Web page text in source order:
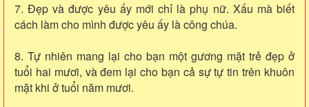
7. Ðẹp và được yêu ấy mới chỉ là phụ nữ. Xấu mà biết
cách làm cho mình được yêu ấy là công chúa.
8. Tự nhiên mang lại cho bạn một gương mặt trẻ đẹp ở
tuổi hai mươi, và đem lại cho bạn cả sự tự tin trên khuôn
mặt khi ở tuổi năm mươi.